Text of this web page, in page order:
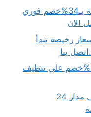
افضل شركة تنظيف كنب بالمجمعة بـ34%خصم فوري
الان
رخيصة تبدأ
شركة تنظيف قصور بالرياض بـ45%خصم على تنظيف
كهربائي منازل بالرياض..ممتاز على مدار 24